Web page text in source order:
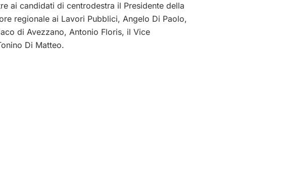
ai candidati di centrodestra il Presidente della
regionale ai Lavori Pubblici, Angelo Di Paolo,
di Avezzano, Antonio Floris, il Vice
Di Matteo.